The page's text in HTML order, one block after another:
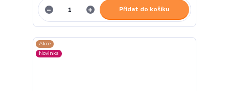
Přidat do košíku
Akce
Novinka